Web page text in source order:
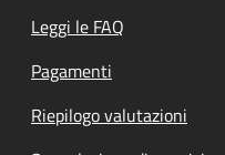
Leggi le FAQ
Pagamenti
Riepilogo valutazioni